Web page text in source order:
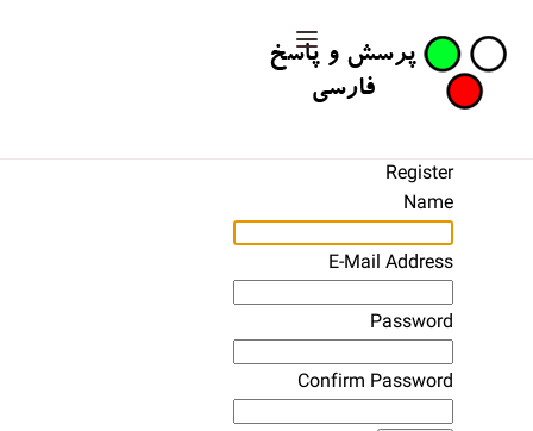
Register
Name
E-Mail Address
Password
Confirm Password